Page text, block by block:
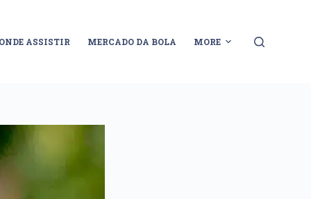
ASSISTIR MERCADO DA BOLA MORE